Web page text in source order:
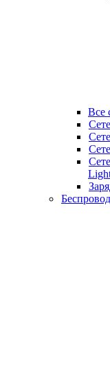
Все